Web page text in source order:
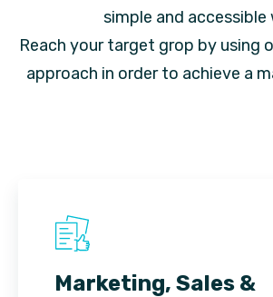
simple and accessible
Reach your target grop by using
approach in order to achieve a
Marketing, Sales &